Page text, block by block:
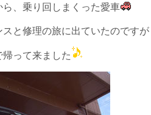
、乗り回しまくった愛車
スと修理の旅に出ていたのです
って来ました